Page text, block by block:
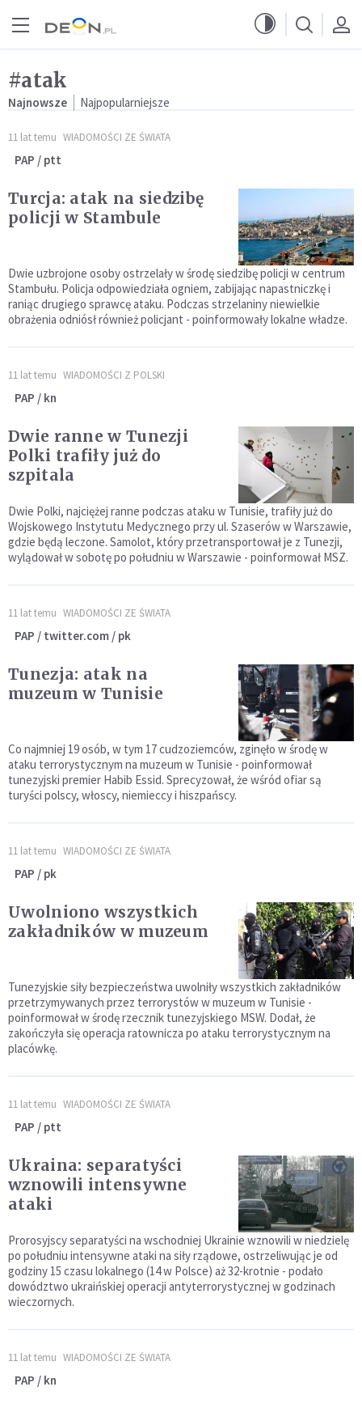
#atak
Najnowsze Najpopularniejsze
11 lat temu WIADOMOŚCI ZE ŚWIATA
PAP / ptt
Turcja: atak na siedzibę
policji w Stambule
Dwie uzbrojone osoby ostrzelały w środę siedzibę policji w centrum
Stambułu. Policja odpowiedziała ogniem, zabijając napastniczkę i
raniąc drugiego sprawcę ataku. Podczas strzelaniny niewielkie
obrażenia odniósł również policjant - poinformowały lokalne władze.
11 lat temu WIADOMOŚCI Z POLSKI
PAP / kn
Dwie ranne w Tunezji
Polki trafiły już do
szpitala
Dwie Polki, najciężej ranne podczas ataku w Tunisie, trafiły już do
Wojskowego Instytutu Medycznego przy ul. Szaserów w Warszawie,
gdzie będą leczone. Samolot, który przetransportował je z Tunezji,
wylądował w sobotę po południu w Warszawie - poinformował MSZ.
11 lat temu WIADOMOŚCI ZE ŚWIATA
PAP / twitter.com / pk
Tunezja: atak na
muzeum w Tunisie
Co najmniej 19 osób, w tym 17 cudzoziemców, zginęło w środę w
ataku terrorystycznym na muzeum w Tunisie - poinformował
tunezyjski premier Habib Essid. Sprecyzował, że wśród ofiar są
turyści polscy, włoscy, niemieccy i hiszpańscy.
11 lat temu WIADOMOŚCI ZE ŚWIATA
PAP / pk
Uwolniono wszystkich
zakładników w muzeum
Tunezyjskie siły bezpieczeństwa uwolniły wszystkich zakładników
przetrzymywanych przez terrorystów w muzeum w Tunisie -
poinformował w środę rzecznik tunezyjskiego MSW. Dodał, że
zakończyła się operacja ratownicza po ataku terrorystycznym na
placówkę.
11 lat temu WIADOMOŚCI ZE ŚWIATA
PAP / ptt
Ukraina: separatyści
wznowili intensywne
ataki
Prorosyjscy separatyści na wschodniej Ukrainie wznowili w niedzielę
po południu intensywne ataki na siły rządowe, ostrzeliwując je od
godziny 15 czasu lokalnego (14 w Polsce) aż 32-krotnie - podało
dowództwo ukraińskiej operacji antyterrorystycznej w godzinach
wieczornych.
11 lat temu WIADOMOŚCI ZE ŚWIATA
PAP / kn